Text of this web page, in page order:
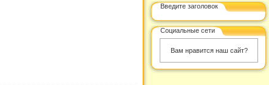
Введите заголовок
Социальные сети
Вам нравится наш сайт?